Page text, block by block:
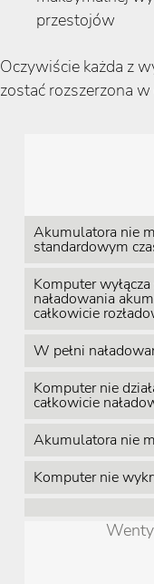
przestojów
Oczywiście każda z
zostać rozszerzona
Akumulatora nie
standardowym
Komputer
naładowania
całkowicie
W pełni
Komputer nie
całkowicie
Akumulatora nie
Komputer nie